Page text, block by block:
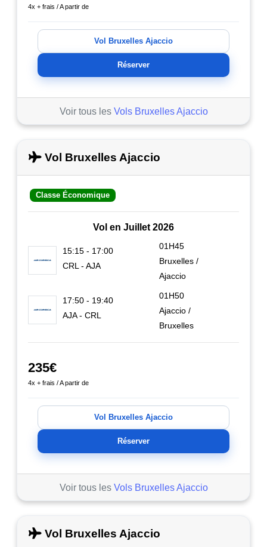
4x + frais / A partir de
Vol Bruxelles Ajaccio
Réserver
Voir tous les Vols Bruxelles Ajaccio
Vol Bruxelles Ajaccio
Classe Économique
Vol en Juillet 2026
15:15 - 17:00
CRL - AJA
01H45
Bruxelles /
Ajaccio
17:50 - 19:40
AJA - CRL
01H50
Ajaccio /
Bruxelles
235€
4x + frais / A partir de
Vol Bruxelles Ajaccio
Réserver
Voir tous les Vols Bruxelles Ajaccio
Vol Bruxelles Ajaccio